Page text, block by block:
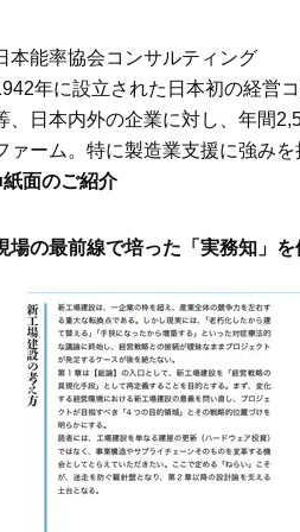
本能率協会コンサルティング
年に設立された日本初の経営
、日本内外の企業に対し、年間
ァーム。特に製造業支援に強みを
紙面のご紹介
場の最前線で培った「実務知」を